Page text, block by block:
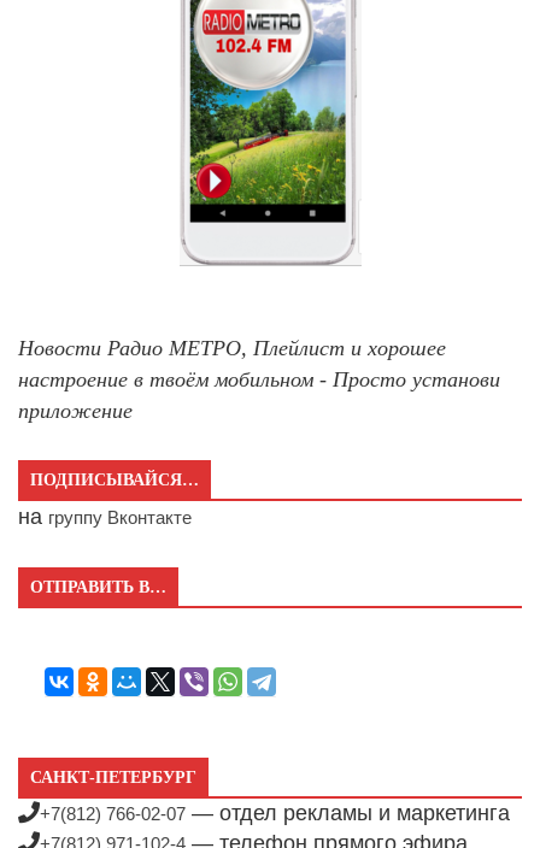
Новости Радио МЕТРО, Плейлист и хорошее
настроение в твоём мобильном - Просто установи
приложение
ПОДПИСЫВАЙСЯ…
на группу Вконтакте
ОТПРАВИТЬ В…
САНКТ-ПЕТЕРБУРГ
+7(812) 766-02-07 — отдел рекламы и маркетинга
+7(812) 971-102-4 — телефон прямого эфира